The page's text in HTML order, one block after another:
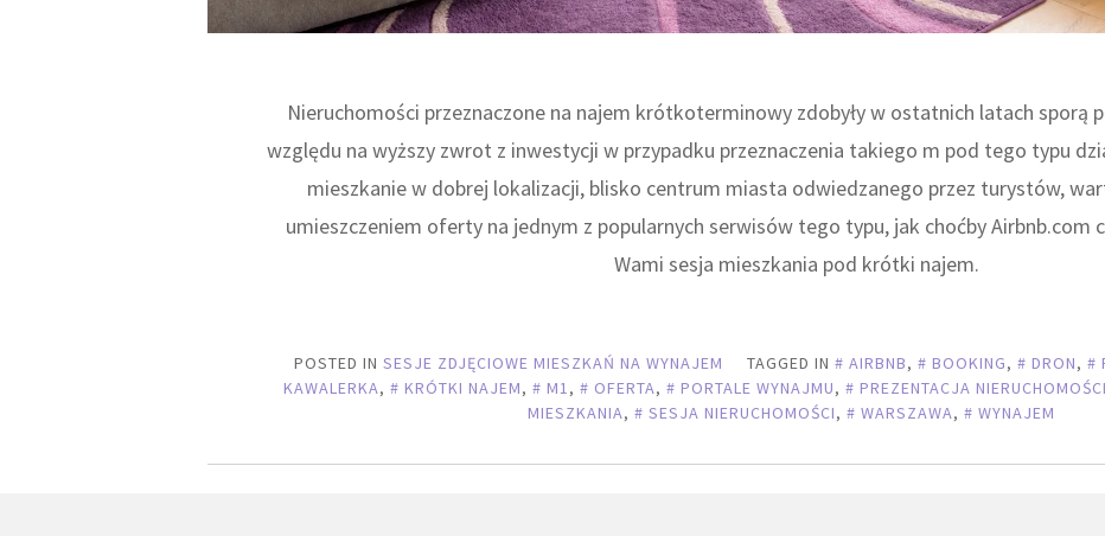
Nieruchomości przeznaczone na najem krótkoterminowy zdobyły w ostatnich latach sporą
względu na wyższy zwrot z inwestycji w przypadku przeznaczenia takiego m pod tego typu
mieszkanie w dobrej lokalizacji, blisko centrum miasta odwiedzanego przez turystów,
umieszczeniem oferty na jednym z popularnych serwisów tego typu, jak choćby Airbnb.com
Wami sesja mieszkania pod krótki najem.
POSTED IN SESJE ZDJĘCIOWE MIESZKAŃ NA WYNAJEM TAGGED IN AIRBNB, BOOKING, DRON,
KAWALERKA, KRÓTKI NAJEM, M1, OFERTA, PORTALE WYNAJMU, PREZENTACJA NIERUCHOMOŚCI
MIESZKANIA, SESJA NIERUCHOMOŚCI, WARSZAWA, WYNAJEM